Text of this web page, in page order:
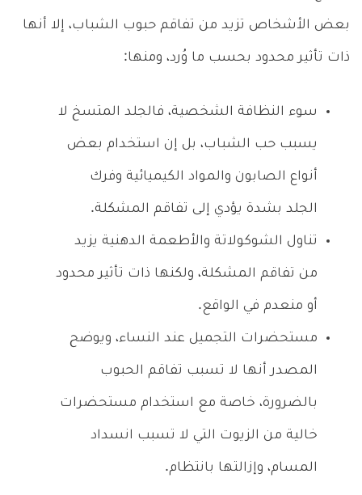
بعض الأشخاص تزيد من تفاقم حبوب الشباب، إلا أنها
ذات تأثير محدود بحسب ما وُرد، ومنها:
سوء النظافة الشخصية، فالجلد المتسخ لا
يسبب حب الشباب، بل إن استخدام بعض
أنواع الصابون والمواد الكيميائية وفرك
الجلد بشدة يؤدي إلى تفاقم المشكلة.
تناول الشوكولاتة والأطعمة الدهنية يزيد
من تفاقم المشكلة، ولكنها ذات تأثير محدود
أو منعدم في الواقع.
مستحضرات التجميل عند النساء، ويوضح
المصدر أنها لا تسبب تفاقم الحبوب
بالضرورة، خاصة مع استخدام مستحضرات
خالية من الزيوت التي لا تسبب انسداد
المسام، وإزالتها بانتظام.